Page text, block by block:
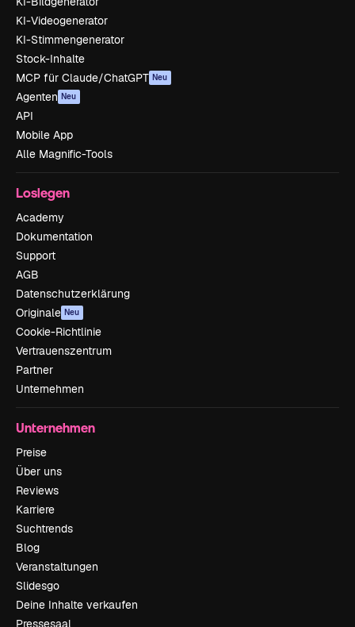
KI-Videogenerator
KI-Stimmengenerator
Stock-Inhalte
MCP für Claude/ChatGPT Neu
Agenten Neu
API
Mobile App
Alle Magnific-Tools
Loslegen
Academy
Dokumentation
Support
AGB
Datenschutzerklärung
Originale Neu
Cookie-Richtlinie
Vertrauenszentrum
Partner
Unternehmen
Unternehmen
Preise
Über uns
Reviews
Karriere
Suchtrends
Blog
Veranstaltungen
Slidesgo
Deine Inhalte verkaufen
Pressesaal